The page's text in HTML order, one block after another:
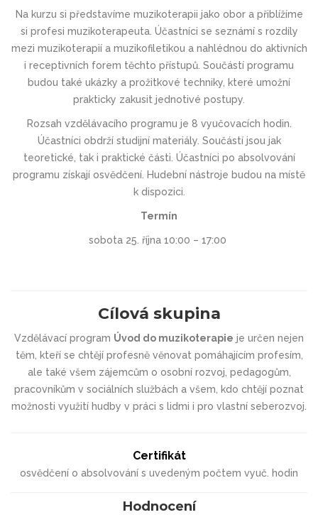
Na kurzu si představíme muzikoterapii jako obor a přiblížíme
si profesi muzikoterapeuta. Účastníci se seznámí s rozdíly
mezi muzikoterapií a muzikofiletikou a nahlédnou do aktivních
i receptivních forem těchto přístupů. Součástí programu
budou také ukázky a prožitkové techniky, které umožní
prakticky zakusit jednotivé postupy.
Rozsah vzdělávacího programu je 8 vyučovacích hodin.
Účastníci obdrží studijní materiály. Součástí jsou jak
teoretické, tak i praktické části. Účastníci po absolvování
programu získají osvědčení. Hudební nástroje budou na místě
k dispozici.
Termín
sobota 25. října 10:00 – 17:00
Cílová skupina
Vzdělávací program Úvod do muzikoterapie je určen nejen
těm, kteří se chtějí profesně věnovat pomáhajícím profesím,
ale také všem zájemcům o osobní rozvoj, pedagogům,
pracovníkům v sociálních službách a všem, kdo chtějí poznat
možnosti využití hudby v práci s lidmi i pro vlastní seberozvoj.
Certifikát
osvědčení o absolvování s uvedeným počtem vyuč. hodin
Hodnocení